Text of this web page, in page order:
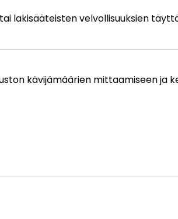
lakisääteisten velvollisuuksien
kävijämäärien mittaamiseen ja